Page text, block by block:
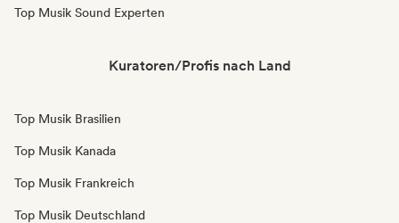
Top Musik Sound Experten
Kuratoren/Profis nach Land
Top Musik Brasilien
Top Musik Kanada
Top Musik Frankreich
Top Musik Deutschland